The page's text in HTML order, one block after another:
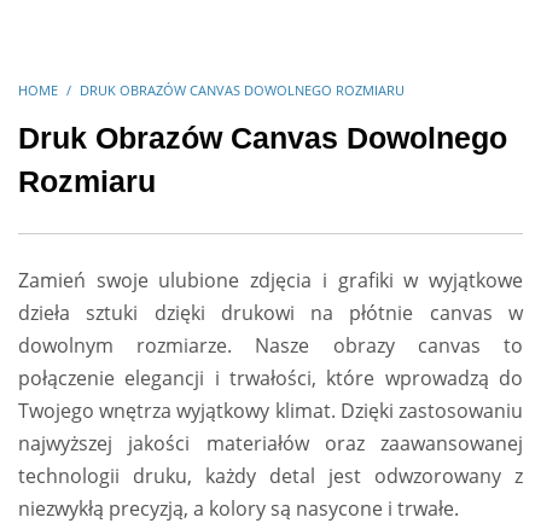
HOME DRUK OBRAZÓW CANVAS DOWOLNEGO ROZMIARU
Druk Obrazów Canvas Dowolnego
Rozmiaru
Zamień swoje ulubione zdjęcia i grafiki w wyjątkowe
dzieła sztuki dzięki drukowi na płótnie canvas w
dowolnym rozmiarze. Nasze obrazy canvas to
połączenie elegancji i trwałości, które wprowadzą do
Twojego wnętrza wyjątkowy klimat. Dzięki zastosowaniu
najwyższej jakości materiałów oraz zaawansowanej
technologii druku, każdy detal jest odwzorowany z
niezwykłą precyzją, a kolory są nasycone i trwałe.